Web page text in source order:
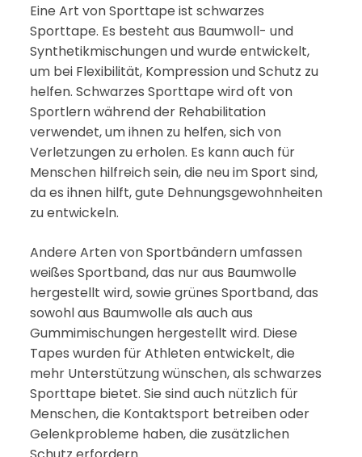
Eine Art von Sporttape ist schwarzes
Sporttape. Es besteht aus Baumwoll- und
Synthetikmischungen und wurde entwickelt,
um bei Flexibilität, Kompression und Schutz zu
helfen. Schwarzes Sporttape wird oft von
Sportlern während der Rehabilitation
verwendet, um ihnen zu helfen, sich von
Verletzungen zu erholen. Es kann auch für
Menschen hilfreich sein, die neu im Sport sind,
da es ihnen hilft, gute Dehnungsgewohnheiten
zu entwickeln.
Andere Arten von Sportbändern umfassen
weißes Sportband, das nur aus Baumwolle
hergestellt wird, sowie grünes Sportband, das
sowohl aus Baumwolle als auch aus
Gummimischungen hergestellt wird. Diese
Tapes wurden für Athleten entwickelt, die
mehr Unterstützung wünschen, als schwarzes
Sporttape bietet. Sie sind auch nützlich für
Menschen, die Kontaktsport betreiben oder
Gelenkprobleme haben, die zusätzlichen